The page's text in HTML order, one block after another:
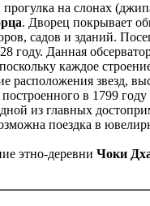
прогулка на слонах
. Дворец покрывает
садов и зданий.
году. Данная
каждое
расположения звезд,
в 1799 году
из главных
поездка в
этно-деревни Чоки